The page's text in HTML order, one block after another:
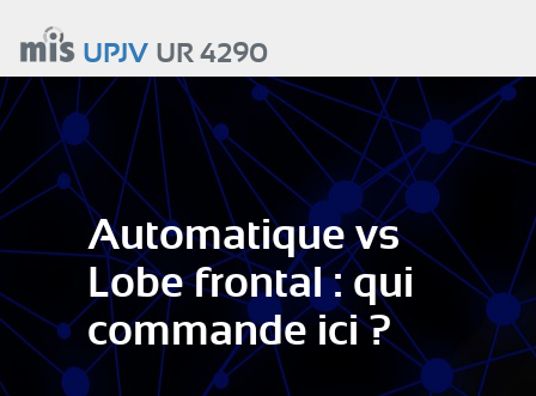
contenu
principal
UPJVUR 4290
Automatique vs
Lobe frontal : qui
commande ici ?